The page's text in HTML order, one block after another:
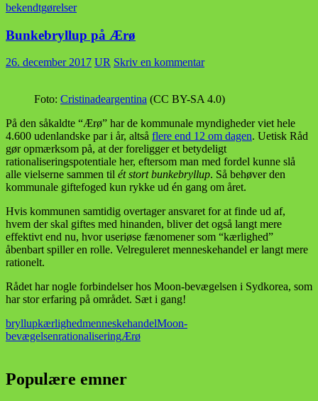
bekendtgørelser
Bunkebryllup på Ærø
26. december 2017 UR Skriv en kommentar
Foto: Cristinadeargentina (CC BY-SA 4.0)
På den såkaldte “Ærø” har de kommunale myndigheder viet hele
4.600 udenlandske par i år, altså flere end 12 om dagen. Uetisk Råd
gør opmærksom på, at der foreligger et betydeligt
rationaliseringspotentiale her, eftersom man med fordel kunne slå
alle vielserne sammen til ét stort bunkebryllup. Så behøver den
kommunale giftefoged kun rykke ud én gang om året.
Hvis kommunen samtidig overtager ansvaret for at finde ud af,
hvem der skal giftes med hinanden, bliver det også langt mere
effektivt end nu, hvor useriøse fænomener som “kærlighed”
åbenbart spiller en rolle. Velreguleret menneskehandel er langt mere
rationelt.
Rådet har nogle forbindelser hos Moon-bevægelsen i Sydkorea, som
har stor erfaring på området. Sæt i gang!
bryllupkærlighedmenneskehandelMoon-
bevægelsenrationaliseringÆrø
Populære emner